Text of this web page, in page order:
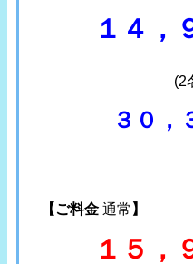
１４，
(2
３０，
【ご料金 通常 】
１５，